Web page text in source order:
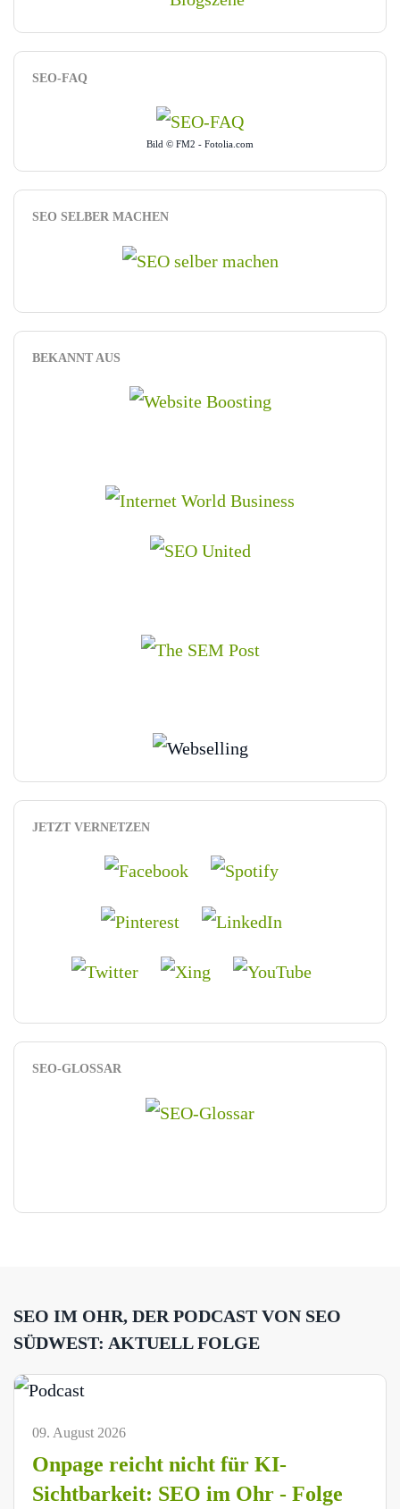
SEO-FAQ
Bild © FM2 - Fotolia.com
SEO SELBER MACHEN
BEKANNT AUS
JETZT VERNETZEN
SEO-GLOSSAR
SEO IM OHR, DER PODCAST VON SEO
SÜDWEST: AKTUELL FOLGE
09. August 2026
Onpage reicht nicht für KI-
Sichtbarkeit: SEO im Ohr - Folge